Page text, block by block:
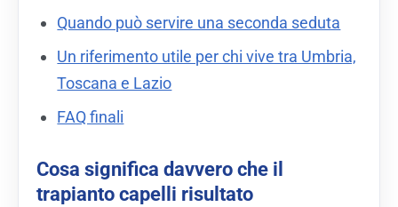
Quando può servire una seconda seduta
Un riferimento utile per chi vive tra Umbria,
Toscana e Lazio
FAQ finali
Cosa significa davvero che il
trapianto capelli risultato